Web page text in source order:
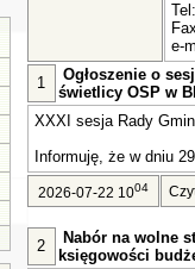
Tel:
e-
1
Ogłoszenie o
świetlicy OSP w
XXXI sesja Rady
Informuję, że w dniu
2026-07-22 1004
2
Nabór na wolne
księgowości